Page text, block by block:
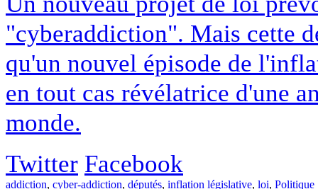
"cyberaddiction". Mais cette
qu'un nouvel épisode de
en tout cas révélatrice d'une
monde.
Twitter Facebook
addiction, cyber-addiction, députés, inflation législative, loi, Politique